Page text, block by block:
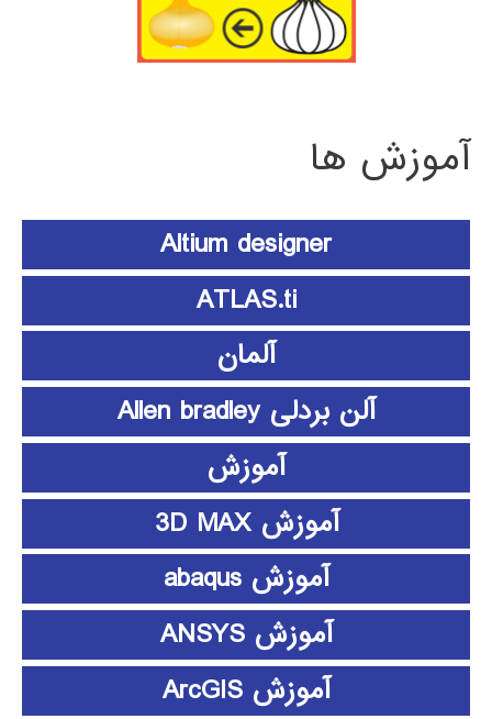
آموزش ها
Altium designer
ATLAS.ti
آلمان
آلن بردلی Allen bradley
آموزش
آموزش 3D MAX
آموزش abaqus
آموزش ANSYS
آموزش ArcGIS